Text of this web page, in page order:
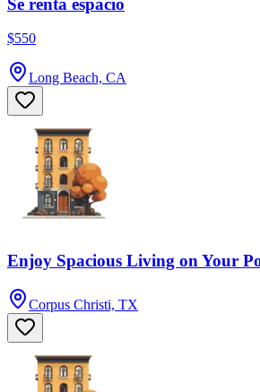
Se renta espacio
$550
Long Beach, CA
Enjoy Spacious Living on Your
Corpus Christi, TX